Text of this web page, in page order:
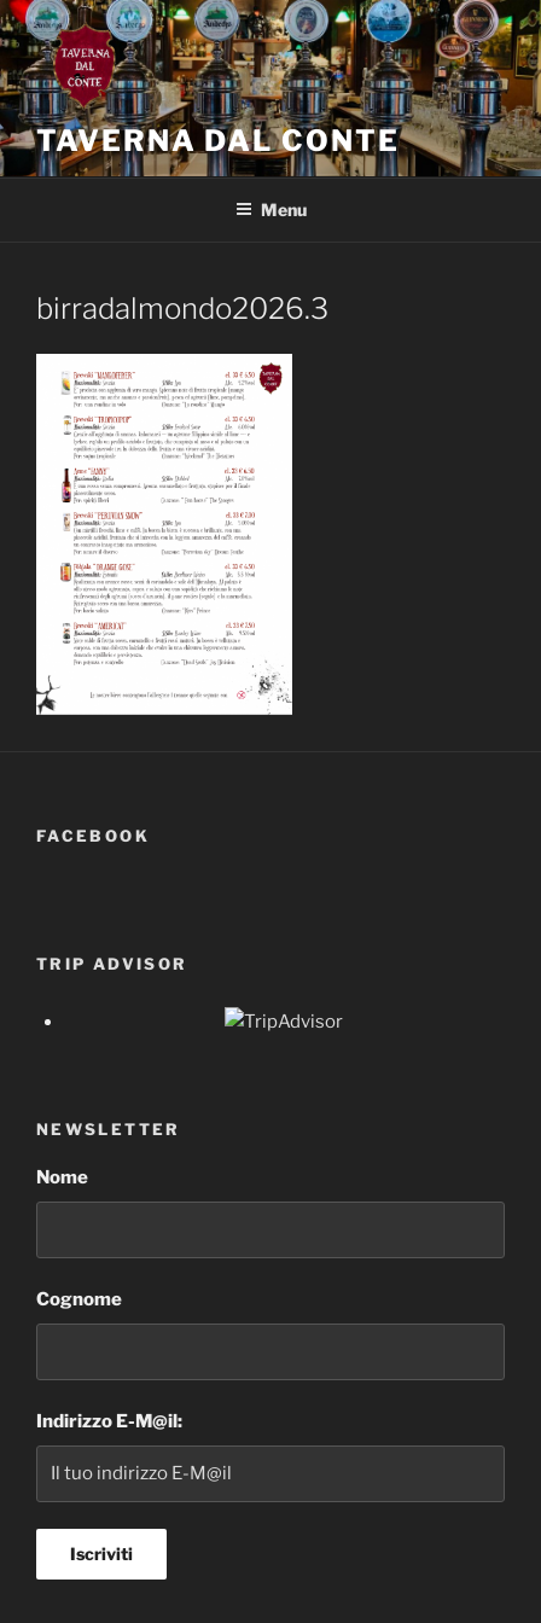
Salta
al
contenuto
TAVERNA DAL CONTE
Menu
birradalmondo2026.3
FACEBOOK
TRIP ADVISOR
NEWSLETTER
Nome
Cognome
Indirizzo E-M@il: